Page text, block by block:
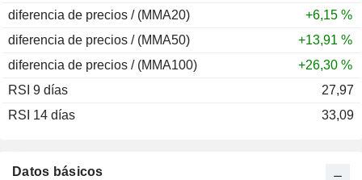
Datos básicos
diferencia de precios / (MMA20)
+6,15 %
diferencia de precios / (MMA50)
+13,91 %
diferencia de precios / (MMA100)
+26,30 %
RSI 9 días
27,97
RSI 14 días
33,09